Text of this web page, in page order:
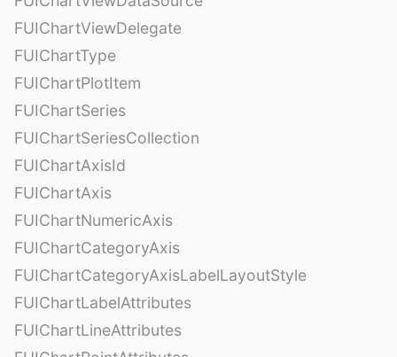
FUIChartViewDelegate
FUIChartType
FUIChartPlotItem
FUIChartSeries
FUIChartSeriesCollection
FUIChartAxisId
FUIChartAxis
FUIChartNumericAxis
FUIChartCategoryAxis
FUIChartCategoryAxisLabelLayoutStyle
FUIChartLabelAttributes
FUIChartLineAttributes